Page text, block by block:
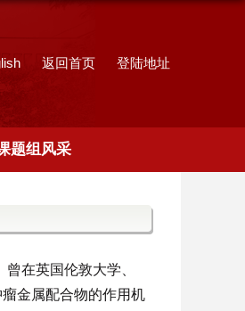
返回首页 登陆地址
题组风采
在英国伦敦大学、
金属配合物的作用机